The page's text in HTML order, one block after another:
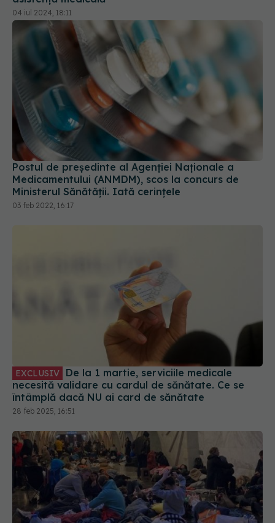
04 iul 2024, 18:11
Postul de președinte al Agenției Naționale a
Medicamentului (ANMDM), scos la concurs de
Ministerul Sănătății. Iată cerințele
03 feb 2022, 16:17
EXCLUSIV
necesită validare cu cardul de sănătate. Ce se
întâmplă dacă NU ai card de sănătate
28 feb 2025, 16:51